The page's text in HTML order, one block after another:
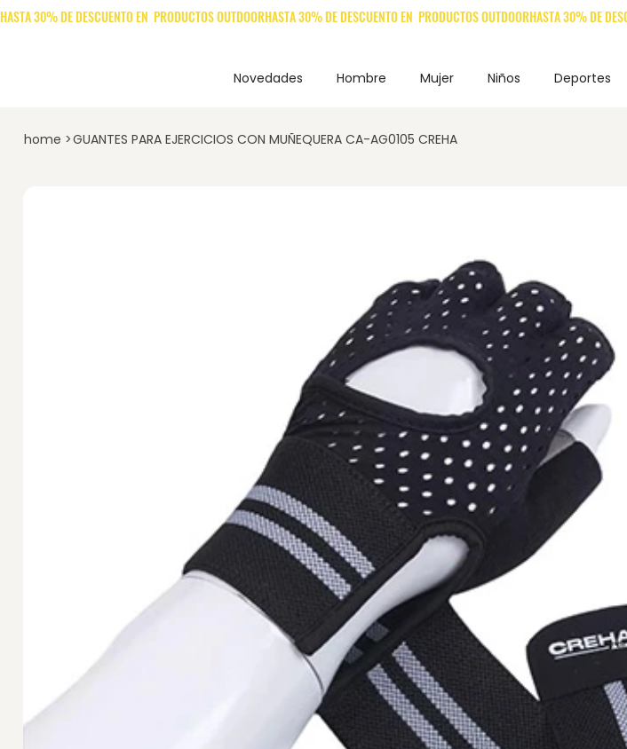
Novedades Hombre Mujer Niños Deportes
home >GUANTES PARA EJERCICIOS CON MUÑEQUERA CA-AG0105 CREHA